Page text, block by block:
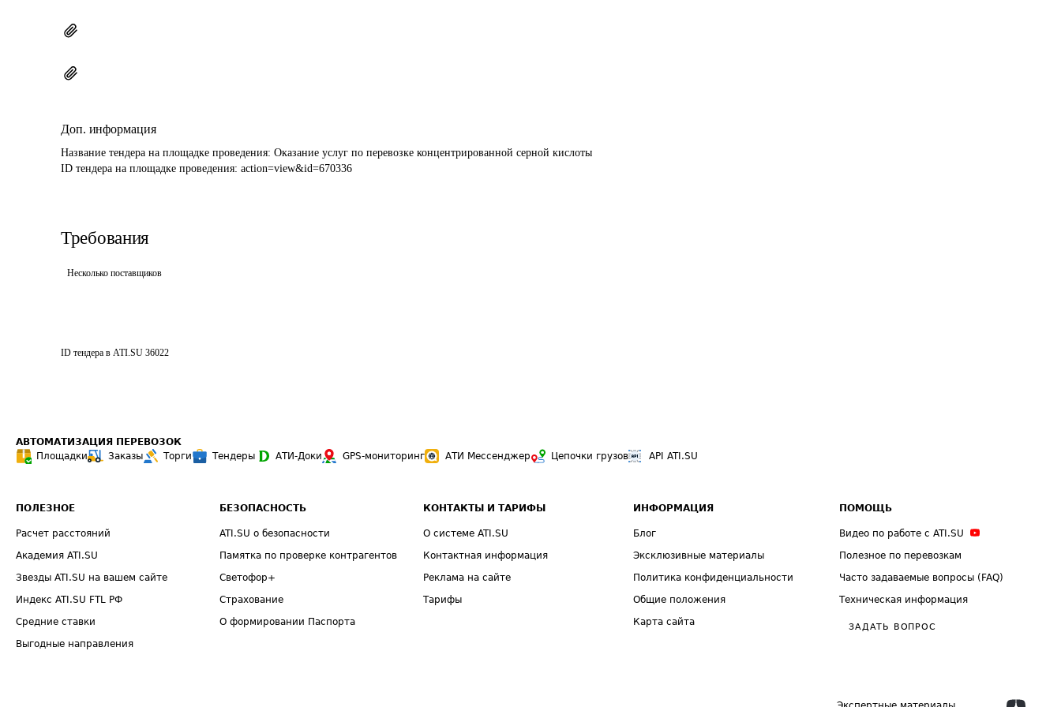
Доп. информация
Название тендера на площадке проведения: Оказание услуг по перевозке концентрированной серной кислоты
ID тендера на площадке проведения: action=view&id=670336
Требования
Несколько поставщиков
ID тендера в ATI.SU 36022
АВТОМАТИЗАЦИЯ ПЕРЕВОЗОК
Площадки
Заказы Торги Тендеры АТИ-Доки GPS-мониторинг АТИ Мессенджер Цепочки грузов API ATI.SU
ПОЛЕЗНОЕ
Расчет расстояний
Академия ATI.SU
Звезды ATI.SU на вашем сайте
Индекс ATI.SU FTL РФ
Средние ставки
Выгодные направления
БЕЗОПАСНОСТЬ
ATI.SU о безопасности
Памятка по проверке контрагентов
Светофор+
Страхование
О формировании Паспорта
КОНТАКТЫ И ТАРИФЫ
О системе ATI.SU
Контактная информация
Реклама на сайте
Тарифы
ИНФОРМАЦИЯ
Блог
Эксклюзивные материалы
Политика конфиденциальности
Общие положения
Карта сайта
ПОМОЩЬ
Видео по работе с ATI.SU
Полезное по перевозкам
Часто задаваемые вопросы (FAQ)
Техническая информация
ЗАДАТЬ ВОПРОС